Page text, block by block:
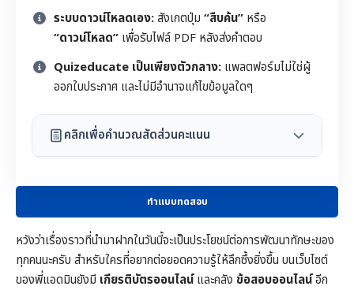
ระบบดาวน์โหลดเอง:สังเกตปุ่ม “สืบค้น” หรือ
“ดาวน์โหลด” เพื่อรับไฟล์ PDF หลังส่งคำตอบ
Quizeducate เป็นเพียงตัวกลาง: แพลตฟอร์มไม่ใช่ผู้
ออกใบประกาศ และไม่มีอำนาจแก้ไขข้อมูลใดๆ
คลิกเพื่อคำนวณสัดส่วนคะแนน
ทำแบบทดสอบ
หวังว่าเรื่องราวที่นำมาฝากในวันนี้จะเป็นประโยชน์ต่อการพัฒนาทักษะของ
ทุกคนนะครับ สำหรับใครที่อยากต่อยอดความรู้ให้ลึกซึ้งยิ่งขึ้น บนเว็บไซต์
ของพี่แอดมินยังมี เกียรติบัตรออนไลน์และคลัง ข้อสอบออนไลน์อีก